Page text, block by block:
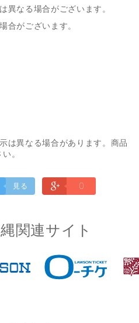
異なる場合がございます。
合がございます。
は異なる場合があります。商品
。
見る 0
関連サイト